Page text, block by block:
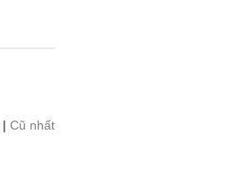
|Cũ nhất